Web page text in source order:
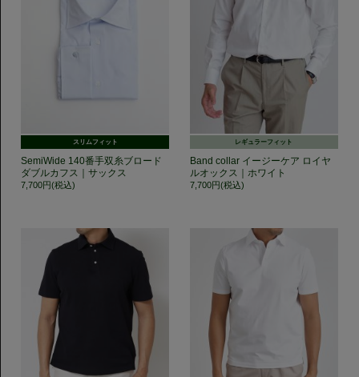
スリムフィット
SemiWide 140番手双糸ブロード
ダブルカフス｜サックス
7,700円(税込)
レギュラーフィット
Band collar イージーケア ロイヤ
ルオックス｜ホワイト
7,700円(税込)